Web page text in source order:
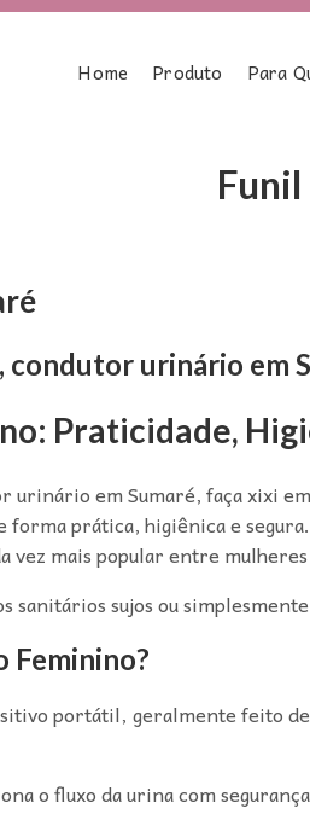
Home Produto Para
urinário em
Praticidade,
prática, higiênica e
mais popular entre
sanitários sujos ou
Feminino?
portátil, geralmente feito
o fluxo da urina com